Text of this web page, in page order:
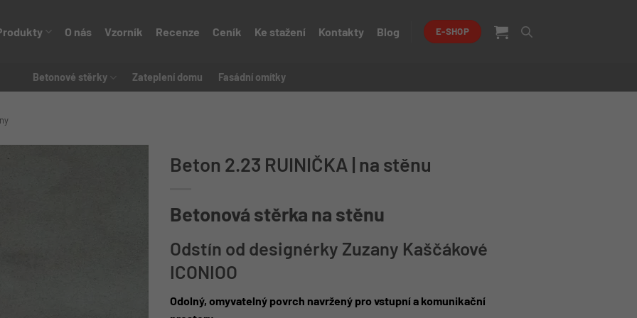
O nás Vzorník Recenze Ceník Ke stažení Kontakty Blog E-SHOP
Betonové stěrky Zateplení domu Fasádní omítky
Beton 2.23 RUINIČKA | na stěnu
Betonová stěrka na stěnu
Odstín od designérky Zuzany Kaščákové
ICONIOO
Odolný, omyvatelný povrch navržený pro vstupní a komunikační